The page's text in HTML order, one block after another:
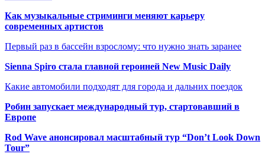
Как музыкальные стриминги меняют карьеру
современных артистов
Первый раз в бассейн взрослому: что нужно знать заранее
Sienna Spiro стала главной героиней New Music Daily
Какие автомобили подходят для города и дальних поездок
Робин запускает международный тур, стартовавший в
Европе
Rod Wave анонсировал масштабный тур “Don’t Look Down
Tour”